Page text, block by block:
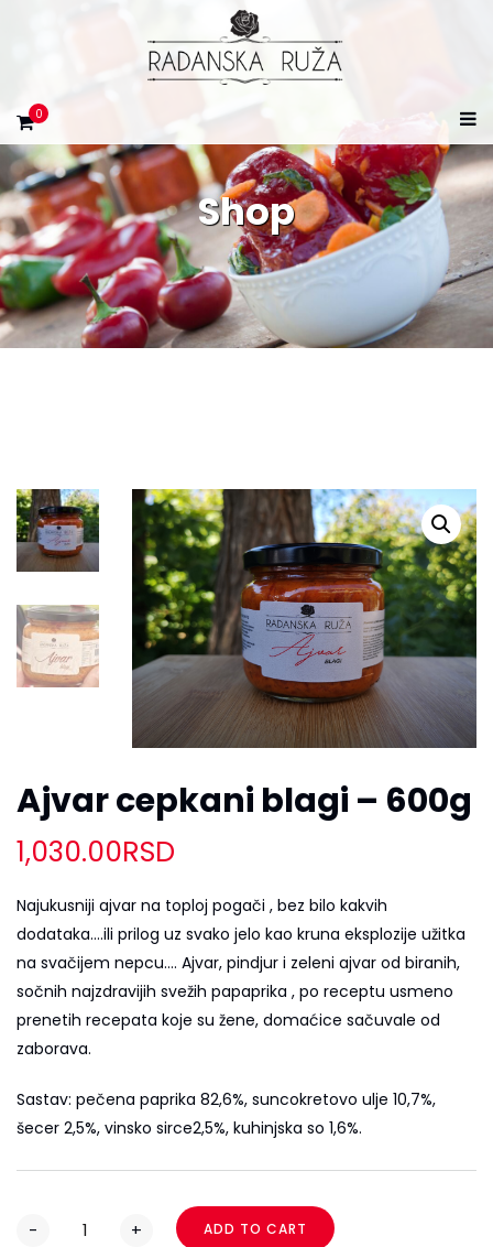
0
Shop
Ajvar cepkani blagi – 600g
1,030.00RSD
Najukusniji ajvar na toploj pogači , bez bilo kakvih
dodataka….ili prilog uz svako jelo kao kruna eksplozije užitka
na svačijem nepcu…. Ajvar, pindjur i zeleni ajvar od biranih,
sočnih najzdravijih svežih papaprika , po receptu usmeno
prenetih recepata koje su žene, domaćice sačuvale od
zaborava.
Sastav: pečena paprika 82,6%, suncokretovo ulje 10,7%,
šecer 2,5%, vinsko sirce2,5%, kuhinjska so 1,6%.
- + ADD TO CART